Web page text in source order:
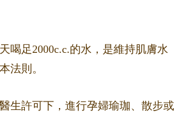
喝足2000c.c.的水，是維持肌膚水
法則。
醫生許可下，進行孕婦瑜珈、散步或